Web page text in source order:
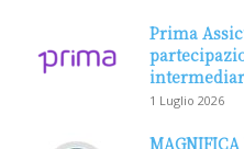
Prima
1 Luglio 2026